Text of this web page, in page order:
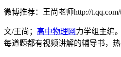
微博推荐：王尚老师http://t.qq.com/
文/王尚； 高中物理网 力学组主编
每道题都有视频讲解的辅导书，热